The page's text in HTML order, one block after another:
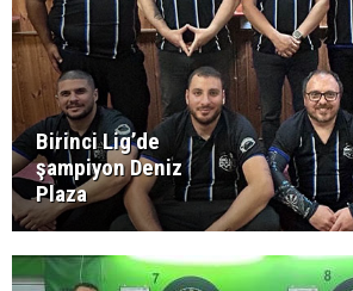
Birinci Lig’de
şampiyon Deniz
Plaza